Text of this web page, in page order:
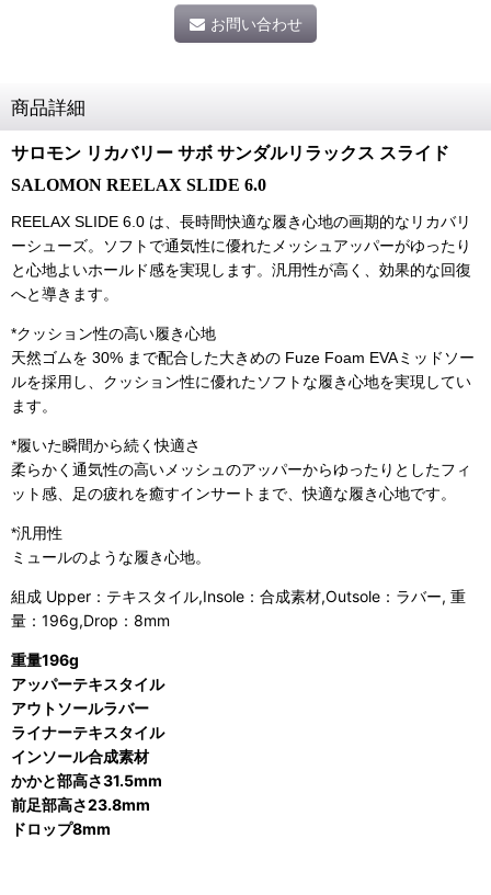
お問い合わせ
商品詳細
サロモン リカバリー サボ サンダルリラックス スライド
SALOMON REELAX SLIDE 6.0
REELAX SLIDE 6.0 は、長時間快適な履き心地の画期的なリカバリ
ーシューズ。ソフトで通気性に優れたメッシュアッパーがゆったり
と心地よいホールド感を実現します。汎用性が高く、効果的な回復
へと導きます。
*クッション性の高い履き心地
天然ゴムを 30% まで配合した大きめの Fuze Foam EVAミッドソー
ルを採用し、クッション性に優れたソフトな履き心地を実現してい
ます。
*履いた瞬間から続く快適さ
柔らかく通気性の高いメッシュのアッパーからゆったりと したフィ
ット感、足の疲れを癒すインサートまで、快適な履き心地です。
*汎用性
ミュールのような履き心地。
組成 Upper：テキスタイル,Insole：合成素材,Outsole：ラバー, 重
量：196g,Drop：8mm
重量196g
アッパーテキスタイル
アウトソールラバー
ライナーテキスタイル
インソール合成素材
かかと部高さ31.5mm
前足部高さ23.8mm
ドロップ8mm